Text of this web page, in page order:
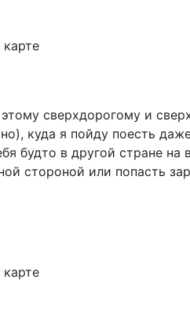
сверхдорогому и
куда я пойду поесть
будто в другой стране
стороной или попасть